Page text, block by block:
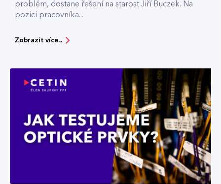
problém, dostane řešení na starost Jiří Buczek. Na
pozici pracovníka...
Zobrazit více...